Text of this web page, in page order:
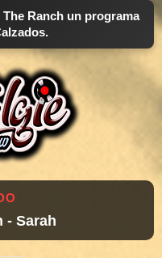
Ranch un programa
- Sarah